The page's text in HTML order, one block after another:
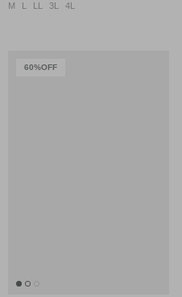
M L LL 3L 4L
60%OFF